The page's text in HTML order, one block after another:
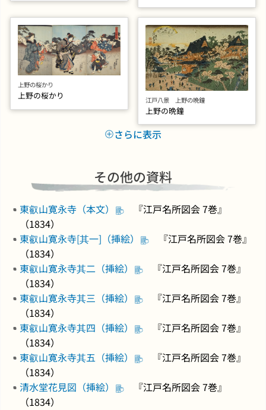
上野の桜かり
上野の桜かり 江戸八景 上野の晩鐘
上野の晩鐘
さらに表示
その他の資料
東叡山寛永寺（本文）
『江戸名所図会 7巻』
（1834）
東叡山寛永寺[其一]（挿絵）
『江戸名所図会 7巻』
（1834）
東叡山寛永寺其二（挿絵）
『江戸名所図会 7巻』
（1834）
東叡山寛永寺其三（挿絵）
『江戸名所図会 7巻』
（1834）
東叡山寛永寺其四（挿絵）
『江戸名所図会 7巻』
（1834）
東叡山寛永寺其五（挿絵）
『江戸名所図会 7巻』
（1834）
清水堂花見図（挿絵）
『江戸名所図会 7巻』
（1834）